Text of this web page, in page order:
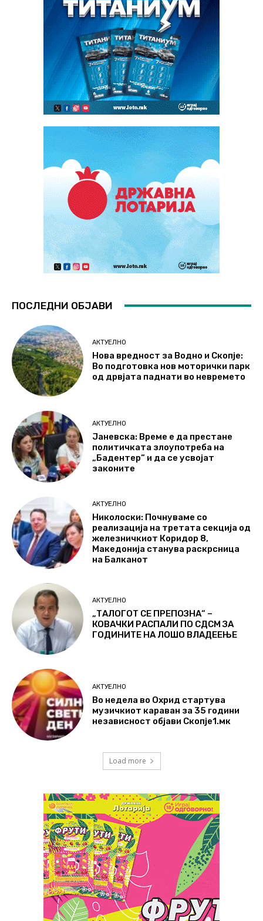
ПОСЛЕДНИ ОБЈАВИ
АКТУЕЛНО
Нова вредност за Водно и Скопје:
Во подготовка нов моторички парк
од дрвјата паднати во невремето
АКТУЕЛНО
Јаневска: Време е да престане
политичката злоупотреба на
„Бадентер“ и да се усвојат
законите
АКТУЕЛНО
Николоски: Почнуваме со
реализација на третата секција од
железничкиот Коридор 8,
Македонија станува раскрсница
на Балканот
АКТУЕЛНО
„ТАЛОГОТ СЕ ПРЕПОЗНА“ –
КОВАЧКИ РАСПАЛИ ПО СДСМ ЗА
ГОДИНИТЕ НА ЛОШО ВЛАДЕЕЊЕ
АКТУЕЛНО
Во недела во Охрид стартува
музичкиот караван за 35 години
независност објави Скопје1.мк
Load more